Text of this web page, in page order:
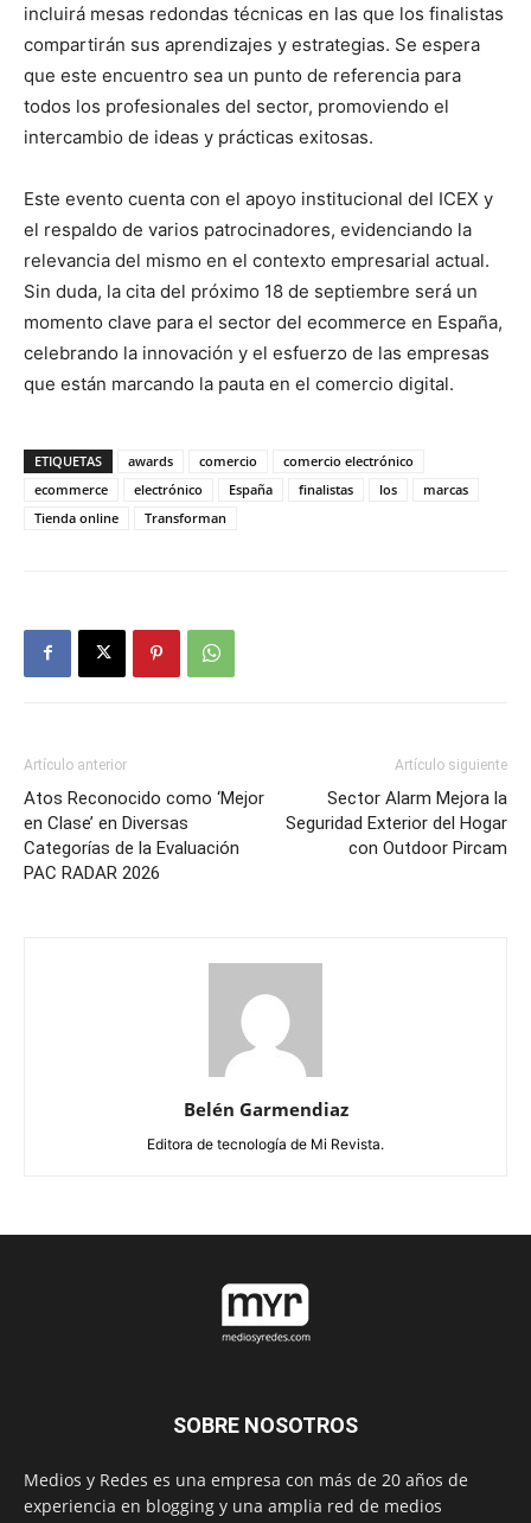
incluirá mesas redondas técnicas en las que los finalistas
compartirán sus aprendizajes y estrategias. Se espera
que este encuentro sea un punto de referencia para
todos los profesionales del sector, promoviendo el
intercambio de ideas y prácticas exitosas.
Este evento cuenta con el apoyo institucional del ICEX y
el respaldo de varios patrocinadores, evidenciando la
relevancia del mismo en el contexto empresarial actual.
Sin duda, la cita del próximo 18 de septiembre será un
momento clave para el sector del ecommerce en España,
celebrando la innovación y el esfuerzo de las empresas
que están marcando la pauta en el comercio digital.
ETIQUETAS awards comercio
comercio electrónico
ecommerce
electrónico España finalistas los
marcas
Tienda online
Transforman
Artículo anterior
Atos Reconocido como ‘Mejor
en Clase’ en Diversas
Categorías de la Evaluación
PAC RADAR 2026
Artículo siguiente
Sector Alarm Mejora la
Seguridad Exterior del Hogar
con Outdoor Pircam
Belén Garmendiaz
Editora de tecnología de Mi Revista.
SOBRE NOSOTROS
Medios y Redes es una empresa con más de 20 años de
experiencia en blogging y una amplia red de medios